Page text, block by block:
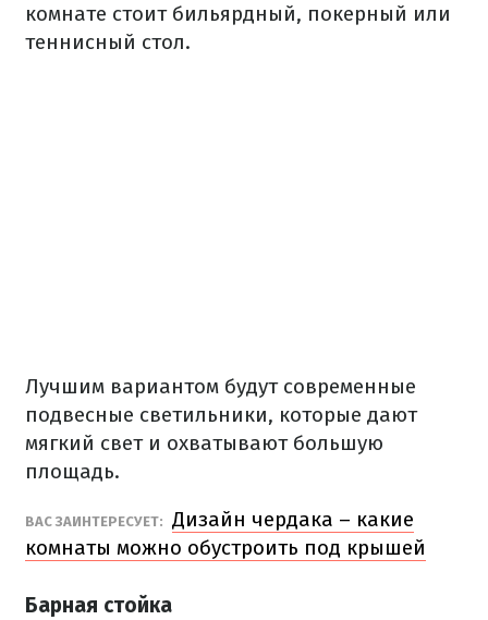
комнате стоит бильярдный, покерный или
теннисный стол.
Лучшим вариантом будут современные
подвесные светильники, которые дают
мягкий свет и охватывают большую
площадь.
ВАС ЗАИНТЕРЕСУЕТ: Дизайн чердака – какие
комнаты можно обустроить под крышей
Барная стойка